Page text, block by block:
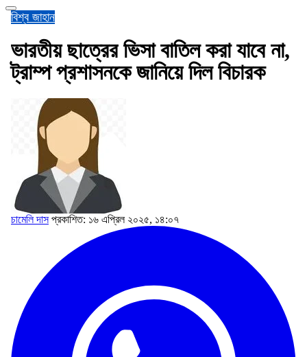
বিশ্ব জাহান
ভারতীয় ছাত্রের ভিসা বাতিল করা যাবে না,
ট্রাম্প প্রশাসনকে জানিয়ে দিল বিচারক
চামেলি দাস প্রকাশিত: ১৬ এপ্রিল ২০২৫, ১৪:০৭